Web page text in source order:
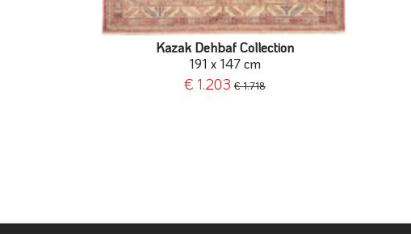
Kazak Dehbaf Collection
191 x 147 cm
€ 1.203 € 1.718